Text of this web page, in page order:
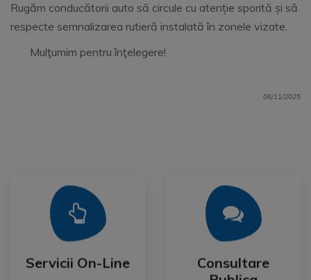
Rugăm conducătorii auto să circule cu atenție sporită și să
respecte semnalizarea rutieră instalată în zonele vizate.
Mulţumim pentru înţelegere!
06/11/2025
Servicii On-Line
Servicii On-Line
Mai Mult
Consultare
Consultare
Publica
Mai Mult